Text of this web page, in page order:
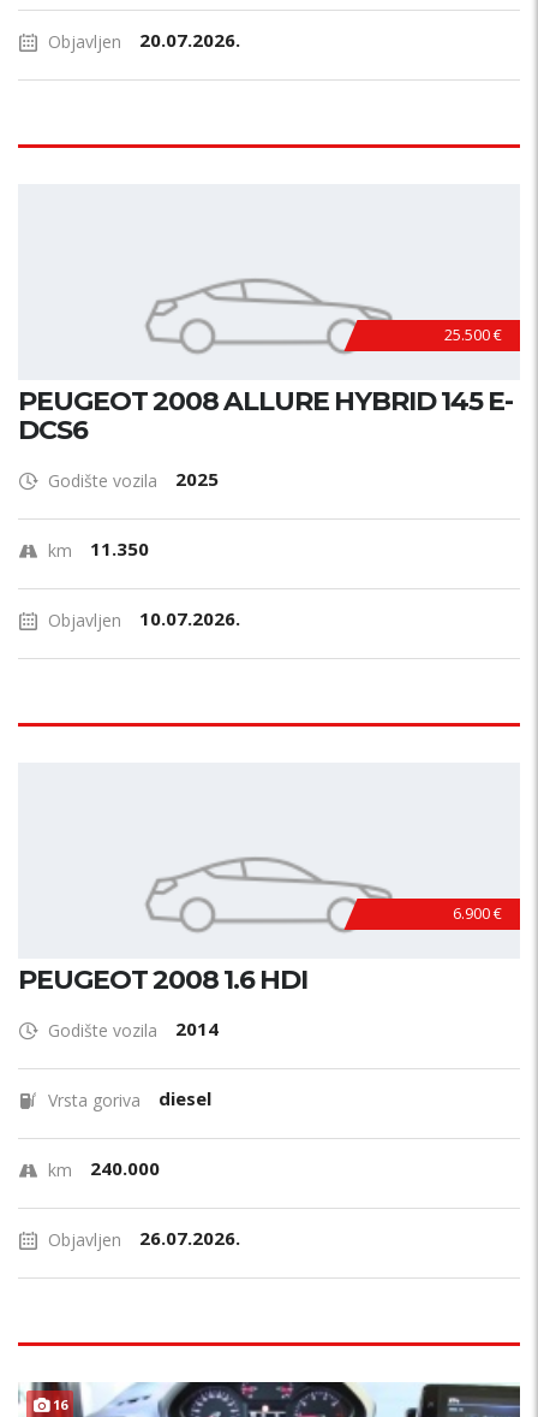
Objavljen 20.07.2026.
25.500 €
PEUGEOT 2008 ALLURE HYBRID 145 E-
DCS6
Godište vozila 2025
km 11.350
Objavljen 10.07.2026.
6.900 €
PEUGEOT 2008 1.6 HDI
Godište vozila 2014
Vrsta goriva diesel
km 240.000
Objavljen 26.07.2026.
16